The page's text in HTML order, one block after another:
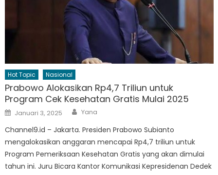
Hot Topic Nasional
Prabowo Alokasikan Rp4,7 Triliun untuk
Program Cek Kesehatan Gratis Mulai 2025
Posted
on
Januari 3, 2025 Author
Yana
Channel9.id – Jakarta. Presiden Prabowo Subianto
mengalokasikan anggaran mencapai Rp4,7 triliun untuk
Program Pemeriksaan Kesehatan Gratis yang akan dimulai
tahun ini. Juru Bicara Kantor Komunikasi Kepresidenan Dedek